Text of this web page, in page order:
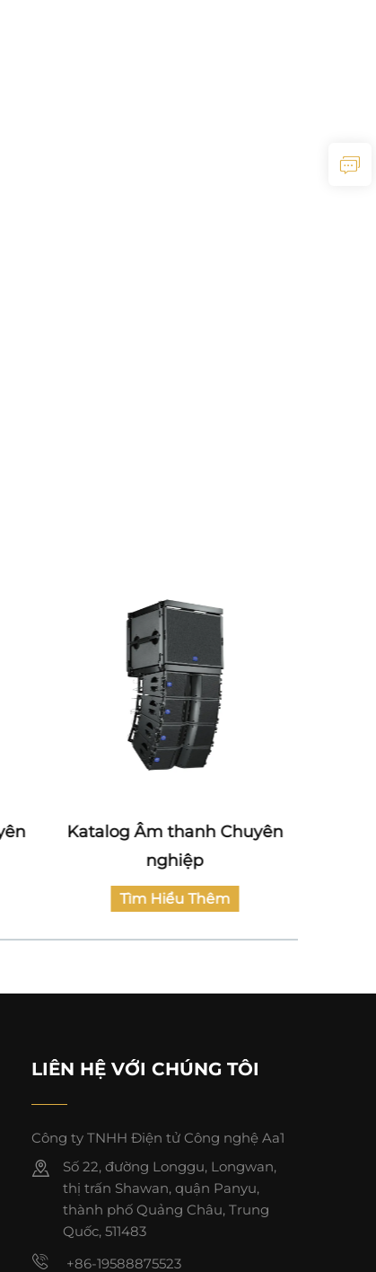
Katalog Âm thanh Chuyên
nghiệp
Tìm Hiểu Thêm
LIÊN HỆ VỚI CHÚNG TÔI
Công ty TNHH Điện tử Công nghệ Aa1
Số 22, đường Longgu, Longwan,
thị trấn Shawan, quận Panyu,
thành phố Quảng Châu, Trung
Quốc, 511483
+86-19588875523